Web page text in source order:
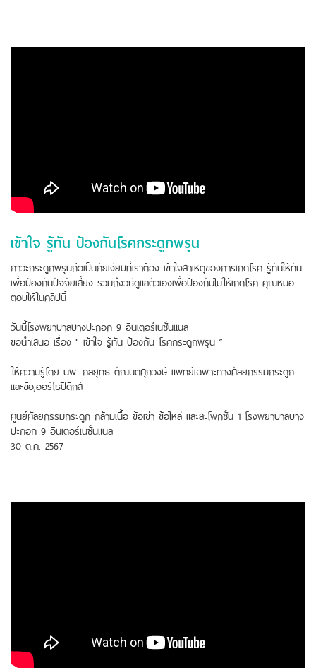
เข้าใจ รู้ทัน ป้องกันโรคกระดูกพรุน
ภาวะกระดูกพรุนถือเป็นภัยเงียบที่เราต้อง เข้าใจสาเหตุของการเกิดโรค รู้ทันให้ทัน
เพื่อป้องกันปัจจัยเสี่ยง รวมถึงวิธีดูแลตัวเองเพื่อป้องกันไม่ให้เกิดโรค คุณหมอ
ตอบให้ในคลิปนี้
วันนี้โรงพยาบาลบางปะกอก 9 อินเตอร์เนชั่นแนล
ขอนำเสนอ เรื่อง “ เข้าใจ รู้ทัน ป้องกัน โรคกระดูกพรุน ”
ให้ความรู้โดย นพ. กลยุทธ ตัณนิติศุภวงษ์ แพทย์เฉพาะทางศัลยกรรมกระดูก
และข้อ,ออร์โธปิดิกส์
ศูนย์ศัลยกรรมกระดูก กล้ามเนื้อ ข้อเข่า ข้อไหล่ และสะโพกชั้น 1 โรงพยาบาลบาง
ปะกอก 9 อินเตอร์เนชั่นแนล
30 ต.ค. 2567